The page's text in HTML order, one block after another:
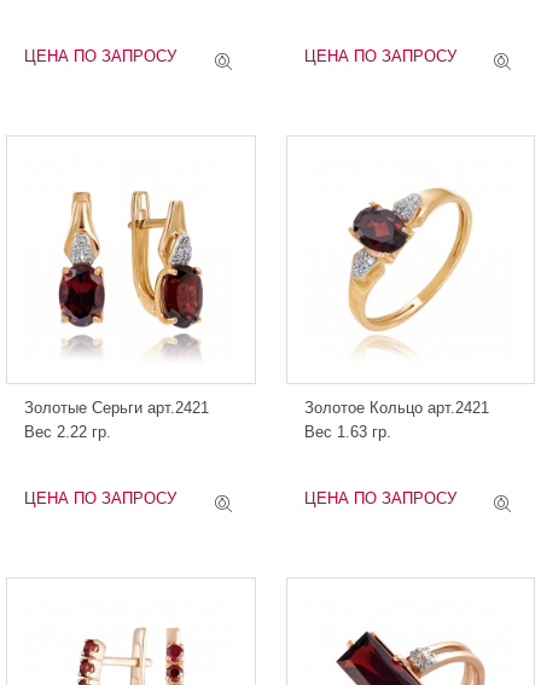
ЦЕНА ПО ЗАПРОСУ ЦЕНА ПО ЗАПРОСУ
Золотые Серьги арт.2421
Вес 2.22 гр.
ЦЕНА ПО ЗАПРОСУ
Золотое Кольцо арт.2421
Вес 1.63 гр.
ЦЕНА ПО ЗАПРОСУ